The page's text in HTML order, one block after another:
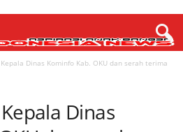
Dinas Kominfo Kab. OKU dan serah terima
Dinas